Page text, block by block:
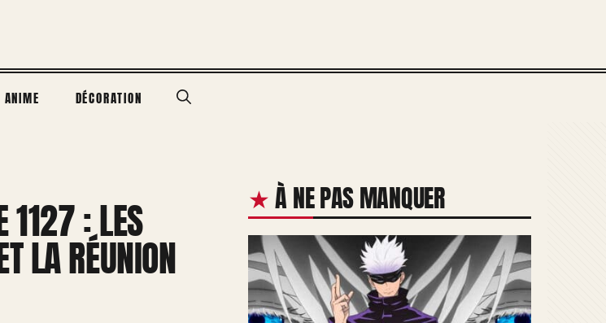
ANIME DÉCORATION
1127 : LES
LA RÉUNION
À NE PAS MANQUER